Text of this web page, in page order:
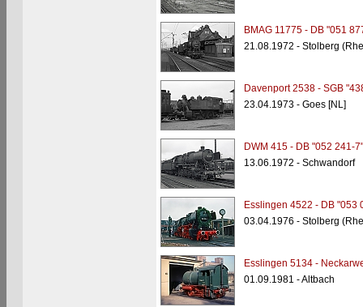
BMAG 11775 - DB "051
21.08.1972 - Stolberg
Davenport 2538 - SGB
23.04.1973 - Goes [NL]
DWM 415 - DB "052 241-7"
13.06.1972 - Schwandorf
Esslingen 4522 - DB "053
03.04.1976 - Stolberg
Esslingen 5134 -
01.09.1981 - Altbach